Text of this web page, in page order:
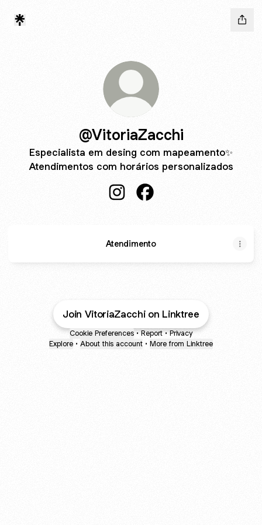
@VitoriaZacchi
Especialista em desing com mapeamento✨
Atendimentos com horários personalizados
Atendimento
Join VitoriaZacchi on Linktree
Cookie Preferences • Report • Privacy
Explore • About this account • More from Linktree